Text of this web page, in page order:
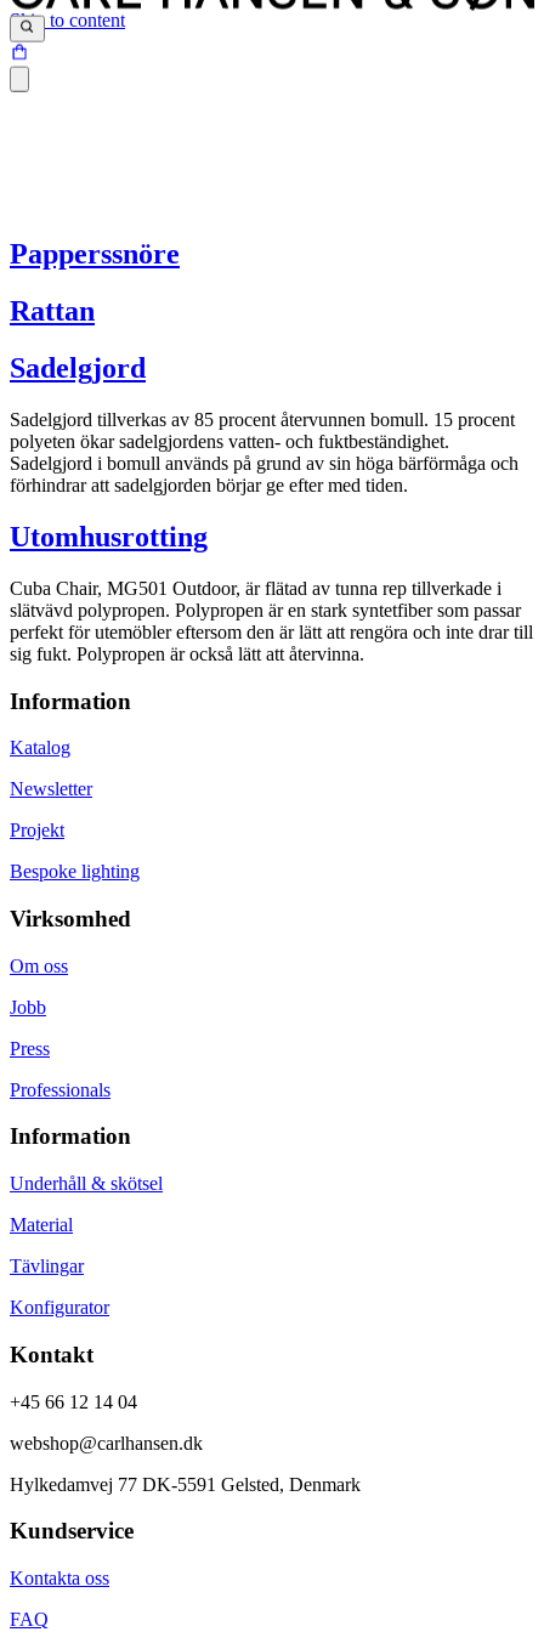
Skip to content
Papperssnöre
Rattan
Sadelgjord
Sadelgjord tillverkas av 85 procent återvunnen bomull. 15 procent
polyeten ökar sadelgjordens vatten- och fuktbeständighet.
Sadelgjord i bomull används på grund av sin höga bärförmåga och
förhindrar att sadelgjorden börjar ge efter med tiden.
Utomhusrotting
Cuba Chair, MG501 Outdoor, är flätad av tunna rep tillverkade i
slätvävd polypropen. Polypropen är en stark syntetfiber som passar
perfekt för utemöbler eftersom den är lätt att rengöra och inte drar till
sig fukt. Polypropen är också lätt att återvinna.
Information
Katalog
Newsletter
Projekt
Bespoke lighting
Virksomhed
Om oss
Jobb
Press
Professionals
Information
Underhåll & skötsel
Material
Tävlingar
Konfigurator
Kontakt
+45 66 12 14 04
webshop@carlhansen.dk
Hylkedamvej 77 DK-5591 Gelsted, Denmark
Kundservice
Kontakta oss
FAQ